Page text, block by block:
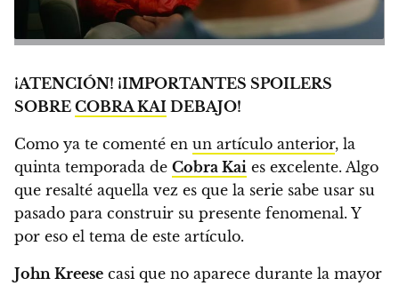
¡ATENCIÓN! ¡IMPORTANTES SPOILERS
SOBRE COBRA KAI DEBAJO!
Como ya te comenté en un artículo anterior, la
quinta temporada de Cobra Kai es excelente. Algo
que resalté aquella vez es que la serie sabe usar su
pasado para construir su presente fenomenal. Y
por eso el tema de este artículo.
John Kreese casi que no aparece durante la mayor